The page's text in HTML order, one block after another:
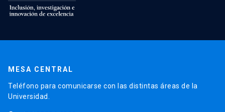
MESA CENTRAL
Teléfono para comunicarse con las distintas áreas de la
Universidad.